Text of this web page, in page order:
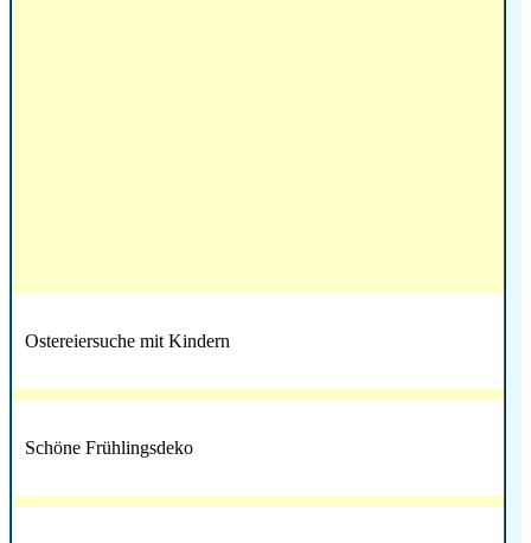
Ostereiersuche mit Kindern
Schöne Frühlingsdeko